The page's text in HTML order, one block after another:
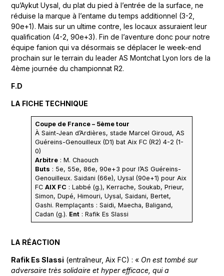
qu’Aykut Uysal, du plat du pied à l’entrée de la surface, ne
réduise la marque à l’entame du temps additionnel (3-2,
90e+1). Mais sur un ultime contre, les locaux assuraient leur
qualification (4-2, 90e+3). Fin de l’aventure donc pour notre
équipe fanion qui va désormais se déplacer le week-end
prochain sur le terrain du leader AS Montchat Lyon lors de la
4ème journée du championnat R2.
F.D
LA FICHE TECHNIQUE
Coupe de France – 5ème tour
À Saint-Jean d’Ardières, stade Marcel Giroud, AS
Guéreins-Genouilleux (D1) bat Aix FC (R2) 4-2 (1-
0)
Arbitre: M. Chaouch
Buts : 5e, 55e, 86e, 90e+3 pour l’AS Guéreins-
Genouilleux. Saidani (66e), Uysal (90e+1) pour Aix
FC AIX FC : Labbé (g.), Kerrache, Soukab, Prieur,
Simon, Dupé, Himouri, Uysal, Saidani, Bertet,
Gashi. Remplaçants : Saidi, Maecha, Baligand,
Cadan (g.). Ent: Rafik Es Slassi
LA RÉACTION
Rafik Es Slassi (entraîneur, Aix FC) : « On est tombé sur
adversaire très solidaire et hyper efficace, qui a